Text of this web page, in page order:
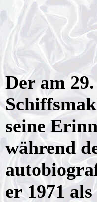
Der am
seine
während
er 1971